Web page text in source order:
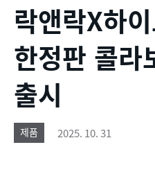
락앤락X하
한정판 콜라
출시
제품 2025. 10. 31